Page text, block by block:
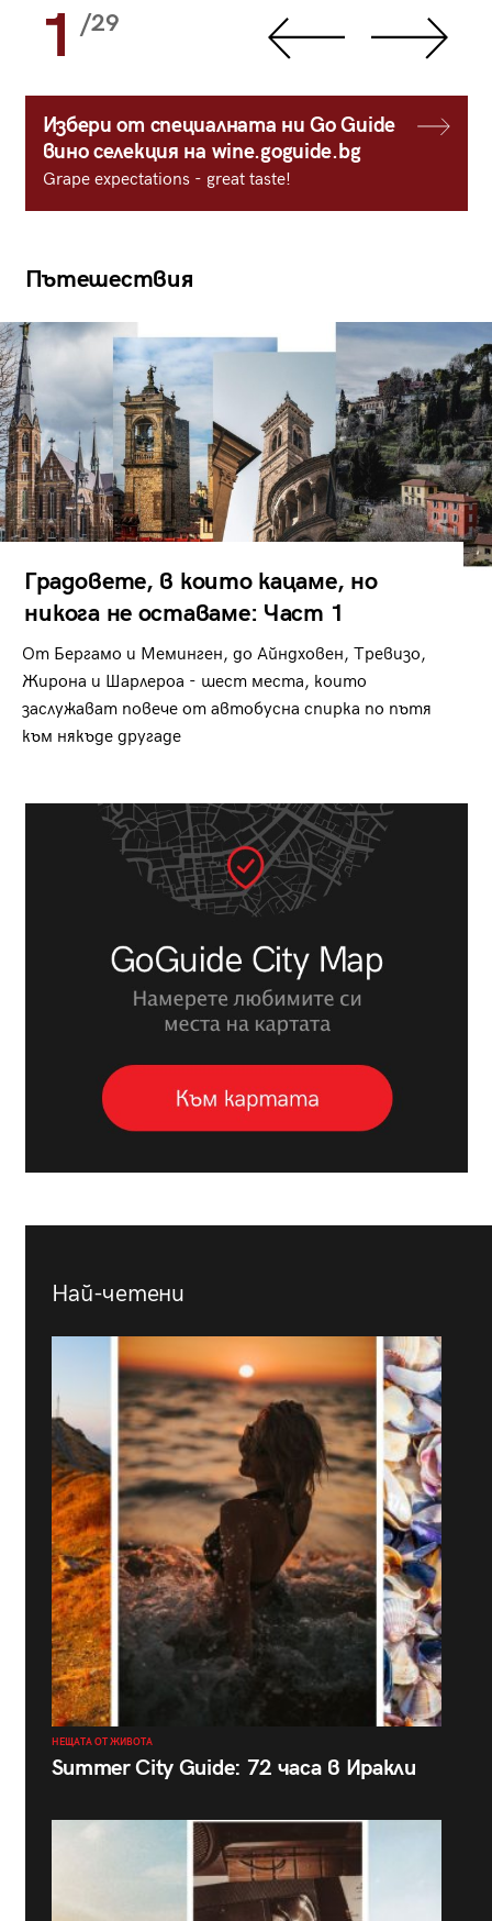
1 /29
Избери от специалната ни Go Guide
вино селекция на wine.goguide.bg
Grape expectations - great taste!
Пътешествия
Градовете, в които кацаме, но
никога не оставаме: Част 1
От Бергамо и Меминген, до Айндховен, Тревизо,
Жирона и Шарлероа - шест места, които
заслужават повече от автобусна спирка по пътя
към някъде другаде
Най-четени
НЕЩАТА ОТ ЖИВОТА
Summer City Guide: 72 часа в Иракли